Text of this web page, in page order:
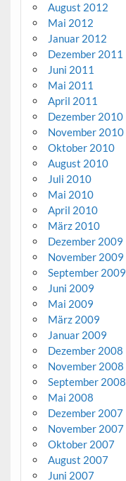
August 2012
Mai 2012
Januar 2012
Dezember 2011
Juni 2011
Mai 2011
April 2011
Dezember 2010
November 2010
Oktober 2010
August 2010
Juli 2010
Mai 2010
April 2010
März 2010
Dezember 2009
November 2009
September 2009
Juni 2009
Mai 2009
März 2009
Januar 2009
Dezember 2008
November 2008
September 2008
Mai 2008
Dezember 2007
November 2007
Oktober 2007
August 2007
Juni 2007